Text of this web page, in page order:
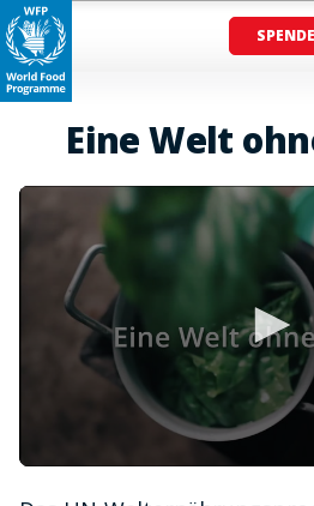
Eine Welt